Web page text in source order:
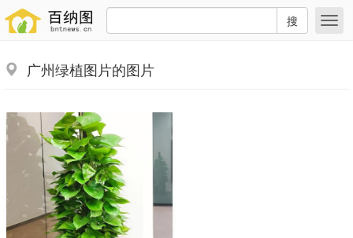
搜
广州绿植图片的图片